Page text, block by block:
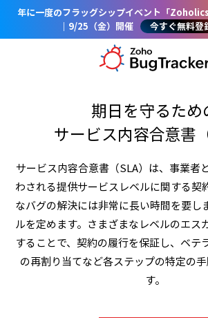
年に一度のフラッグシップイベント「
｜9/25（金）開催
今すぐ無料登
期日を守るため
サービス内容合意書（
サービス内容合意書（SLA）は、事業者
わされる提供サービスレベルに関する契
なバグの解決には非常に長い時間を要し
ルを定めます。さまざまなレベルのエス
することで、契約の履行を保証し、ベテ
の再割り当てなど各ステップの特定の
す。